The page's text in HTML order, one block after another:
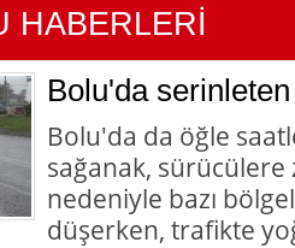
HABERLERİ
Bolu'da serinleten
Bolu'da da öğle
sağanak, sürücülere
nedeniyle bazı
düşerken, trafikte